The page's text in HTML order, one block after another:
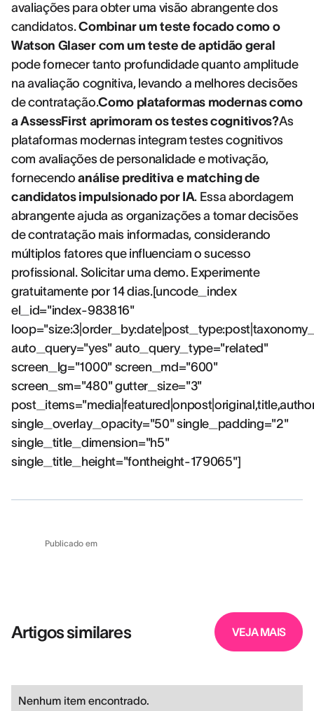
avaliações para obter uma visão abrangente dos
candidatos.Combinar um teste focado como o
Watson Glaser com um teste de aptidão geral
pode fornecer tanto profundidade quanto amplitude
na avaliação cognitiva, levando a melhores decisões
de contratação.Como plataformas modernas como
a AssessFirst aprimoram os testes cognitivos?As
plataformas modernas integram testes cognitivos
com avaliações de personalidade e motivação,
fornecendoanálise preditiva e matching de
candidatos impulsionado por IA. Essa abordagem
abrangente ajuda as organizações a tomar decisões
de contratação mais informadas, considerando
múltiplos fatores que influenciam o sucesso
profissional. Solicitar uma demo. Experimente
gratuitamente por 14 dias.[uncode_index
el_id="index-983816"
auto_query="yes" auto_query_type="related"
screen_lg="1000" screen_md="600"
screen_sm="480" gutter_size="3"
single_overlay_opacity="50" single_padding="2"
single_title_dimension="h5"
single_title_height="fontheight-179065"]
Publicado em
Artigos similares VEJA MAIS
Nenhum item encontrado.